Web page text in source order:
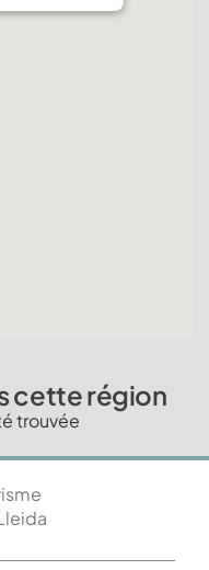
cette région
trouvée